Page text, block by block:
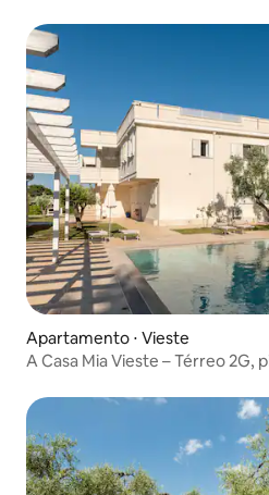
Apartamento ⋅ Vieste
A Casa Mia Vieste – Térreo 2G,